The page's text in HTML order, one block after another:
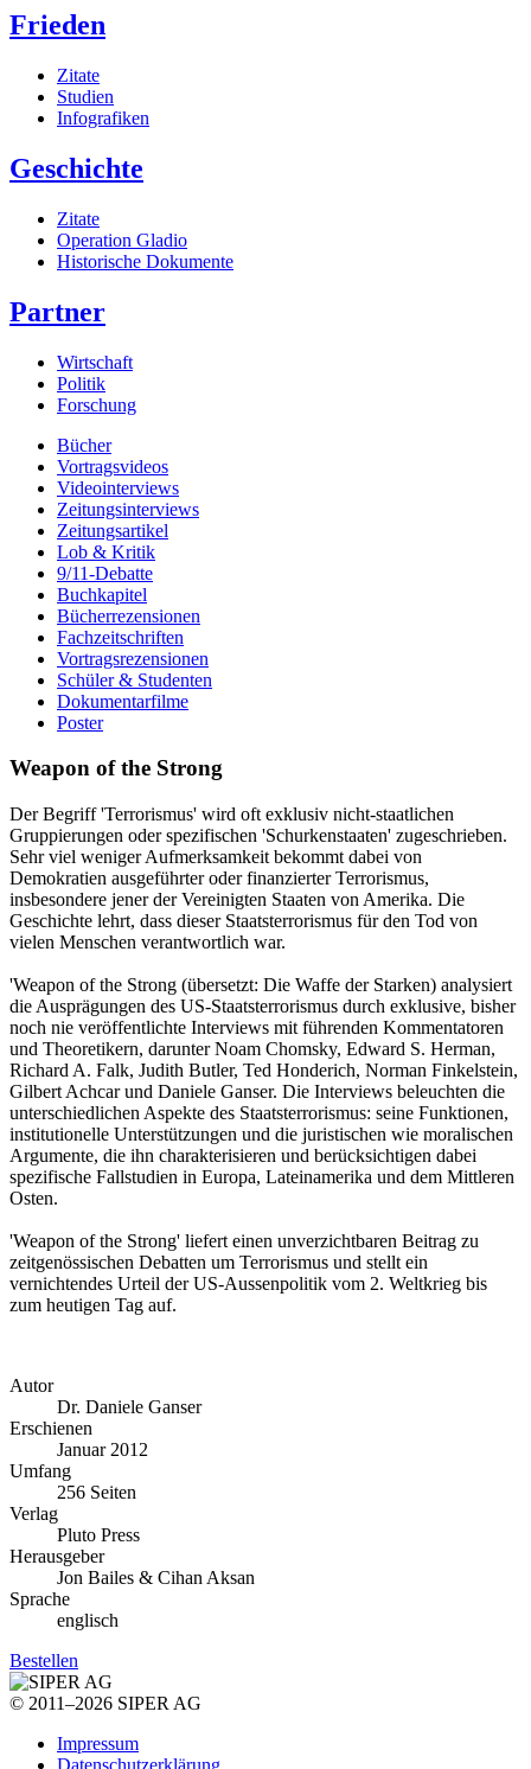
Frieden
Zitate
Studien
Infografiken
Geschichte
Zitate
Operation Gladio
Historische Dokumente
Partner
Wirtschaft
Politik
Forschung
Bücher
Vortragsvideos
Videointerviews
Zeitungsinterviews
Zeitungsartikel
Lob & Kritik
9/11-Debatte
Buchkapitel
Bücherrezensionen
Fachzeitschriften
Vortragsrezensionen
Schüler & Studenten
Dokumentarfilme
Poster
Weapon of the Strong
Der Begriff 'Terrorismus' wird oft exklusiv nicht-staatlichen
Gruppierungen oder spezifischen 'Schurkenstaaten' zugeschrieben.
Sehr viel weniger Aufmerksamkeit bekommt dabei von
Demokratien ausgeführter oder finanzierter Terrorismus,
insbesondere jener der Vereinigten Staaten von Amerika. Die
Geschichte lehrt, dass dieser Staatsterrorismus für den Tod von
vielen Menschen verantwortlich war.
'Weapon of the Strong (übersetzt: Die Waffe der Starken) analysiert
die Ausprägungen des US-Staatsterrorismus durch exklusive, bisher
noch nie veröffentlichte Interviews mit führenden Kommentatoren
und Theoretikern, darunter Noam Chomsky, Edward S. Herman,
Richard A. Falk, Judith Butler, Ted Honderich, Norman Finkelstein,
Gilbert Achcar und Daniele Ganser. Die Interviews beleuchten die
unterschiedlichen Aspekte des Staatsterrorismus: seine Funktionen,
institutionelle Unterstützungen und die juristischen wie moralischen
Argumente, die ihn charakterisieren und berücksichtigen dabei
spezifische Fallstudien in Europa, Lateinamerika und dem Mittleren
Osten.
'Weapon of the Strong' liefert einen unverzichtbaren Beitrag zu
zeitgenössischen Debatten um Terrorismus und stellt ein
vernichtendes Urteil der US-Aussenpolitik vom 2. Weltkrieg bis
zum heutigen Tag auf.
Autor
Dr. Daniele Ganser
Erschienen
Januar 2012
Umfang
256 Seiten
Verlag
Pluto Press
Herausgeber
Jon Bailes & Cihan Aksan
Sprache
englisch
Bestellen
© 2011–2026 SIPER AG
Impressum
Datenschutzerklärung